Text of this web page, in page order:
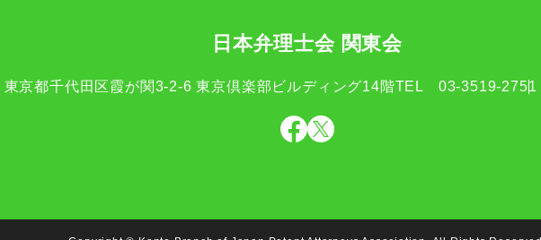
日本弁理士会 関東会
東京都千代田区霞が関3-2-6東京倶楽部ビルディング14階TEL 03-3519-2751